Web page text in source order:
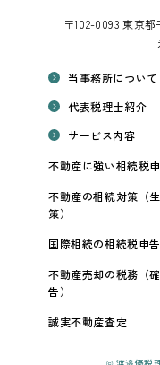
〒102-0093 東京
当事務所について
代表税理士紹介
サービス内容
不動産に強い相続税
不動産の相続対策（
策）
国際相続の相続税申告
不動産売却の税務（
告）
誠実不動産査定